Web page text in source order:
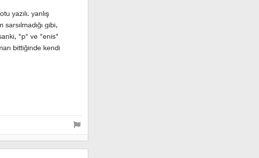
yazılı. yanlış
gibi,
"p" ve "enis"
bittiğinde kendi